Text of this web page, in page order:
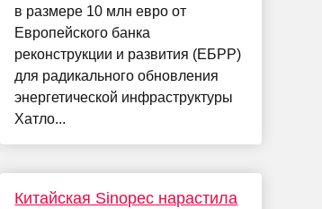
в размере 10 млн евро от
Европейского банка
реконструкции и развития (ЕБРР)
для радикального обновления
энергетической инфраструктуры
Хатло...
Китайская Sinopec нарастила